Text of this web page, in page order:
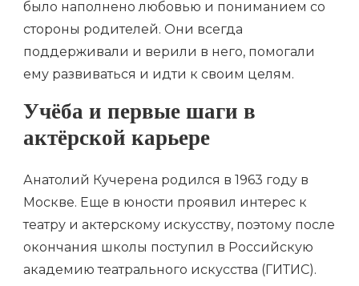
было наполнено любовью и пониманием со
стороны родителей. Они всегда
поддерживали и верили в него, помогали
ему развиваться и идти к своим целям.
Учёба и первые шаги в
актёрской карьере
Анатолий Кучерена родился в 1963 году в
Москве. Еще в юности проявил интерес к
театру и актерскому искусству, поэтому после
окончания школы поступил в Российскую
академию театрального искусства (ГИТИС).